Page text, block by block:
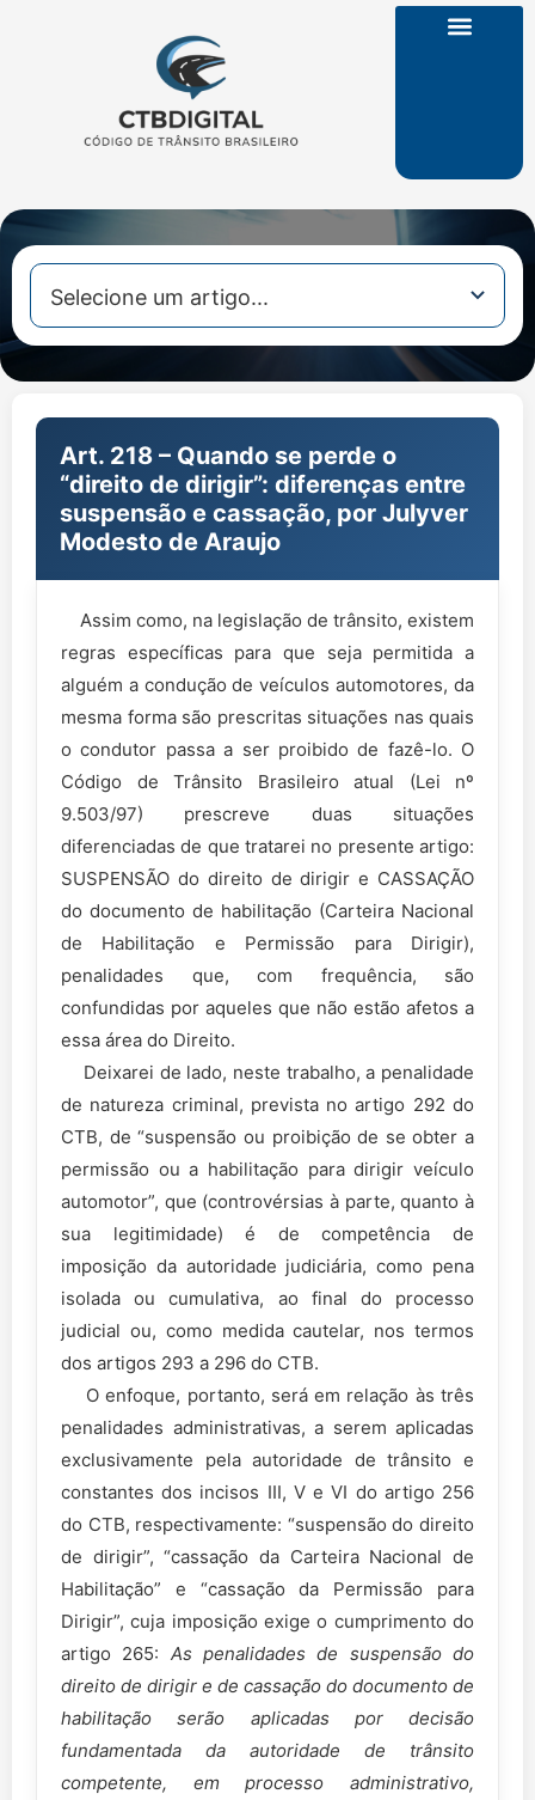
Art. 218 – Quando se perde o
“direito de dirigir”: diferenças entre
suspensão e cassação, por Julyver
Modesto de Araujo
Assim como, na legislação de trânsito, existem
regras específicas para que seja permitida a
alguém a condução de veículos automotores, da
mesma forma são prescritas situações nas quais
o condutor passa a ser proibido de fazê-lo. O
Código de Trânsito Brasileiro atual (Lei nº
9.503/97) prescreve duas situações
diferenciadas de que tratarei no presente artigo:
SUSPENSÃO do direito de dirigir e CASSAÇÃO
do documento de habilitação (Carteira Nacional
de Habilitação e Permissão para Dirigir),
penalidades que, com frequência, são
confundidas por aqueles que não estão afetos a
essa área do Direito.
Deixarei de lado, neste trabalho, a penalidade
de natureza criminal, prevista no artigo 292 do
CTB, de “suspensão ou proibição de se obter a
permissão ou a habilitação para dirigir veículo
automotor”, que (controvérsias à parte, quanto à
sua legitimidade) é de competência de
imposição da autoridade judiciária, como pena
isolada ou cumulativa, ao final do processo
judicial ou, como medida cautelar, nos termos
dos artigos 293 a 296 do CTB.
O enfoque, portanto, será em relação às três
penalidades administrativas, a serem aplicadas
exclusivamente pela autoridade de trânsito e
constantes dos incisos III, V e VI do artigo 256
do CTB, respectivamente: “suspensão do direito
de dirigir”, “cassação da Carteira Nacional de
Habilitação” e “cassação da Permissão para
Dirigir”, cuja imposição exige o cumprimento do
artigo 265: As penalidades de suspensão do
direito de dirigir e de cassação do documento de
habilitação serão aplicadas por decisão
fundamentada da autoridade de trânsito
competente, em processo administrativo,